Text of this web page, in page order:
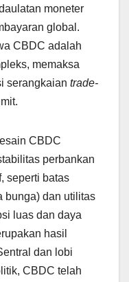
moneter
global.
CBDC adalah
memaksa
serangkaian trade-
CBDC
perbankan
seperti batas
bunga) dan utilitas
luas dan daya
hasil
dan lobi
CBDC telah